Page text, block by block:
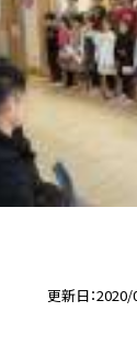
更新日 2020/